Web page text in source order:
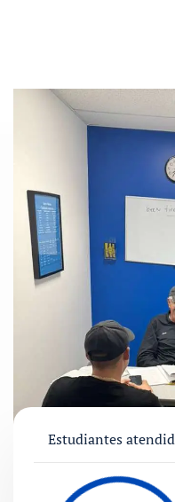
Estudiantes